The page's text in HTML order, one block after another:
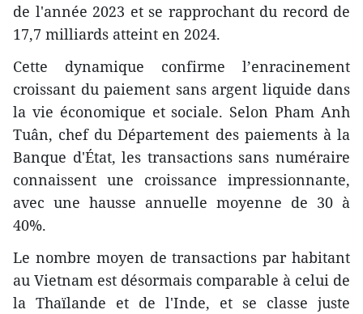
de l'année 2023 et se rapprochant du record de
17,7 milliards atteint en 2024.
Cette dynamique confirme l’enracinement
croissant du paiement sans argent liquide dans
la vie économique et sociale. Selon Pham Anh
Tuân, chef du Département des paiements à la
Banque d'État, les transactions sans numéraire
connaissent une croissance impressionnante,
avec une hausse annuelle moyenne de 30 à
40%.
Le nombre moyen de transactions par habitant
au Vietnam est désormais comparable à celui de
la Thaïlande et de l'Inde, et se classe juste